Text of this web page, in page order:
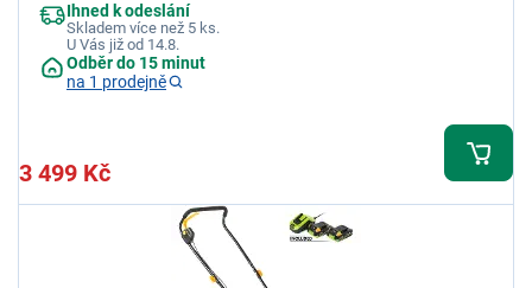
Ihned k odeslání
Skladem více než 5 ks.
U Vás již od 14.8.
Odběr do 15 minut
na 1 prodejně
3 499 Kč